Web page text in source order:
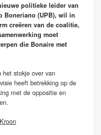
politieke leider van
Boneriano (UPB), wil in
creëren van de coalitie,
moet
die Bonaire met
het stokje over van
heeft betrekking op de
met de oppositie en